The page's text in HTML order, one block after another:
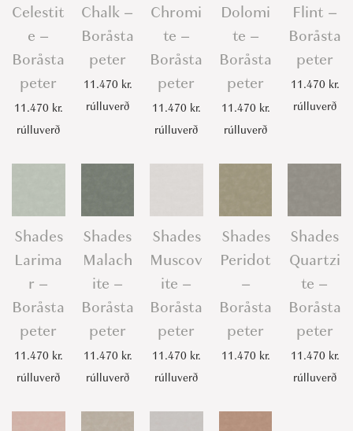
Celestit
e –
Boråsta
peter
11.470 kr.
rúlluverð
Chalk –
Boråsta
peter
11.470 kr.
rúlluverð
Chromi
te –
Boråsta
peter
11.470 kr.
rúlluverð
Dolomi
te –
Boråsta
peter
11.470 kr.
rúlluverð
Flint –
Boråsta
peter
11.470 kr.
rúlluverð
Shades
Larima
r –
Boråsta
peter
11.470 kr.
rúlluverð
Shades
Malach
ite –
Boråsta
peter
11.470 kr.
rúlluverð
Shades
Muscov
ite –
Boråsta
peter
11.470 kr.
rúlluverð
Shades
Peridot
–
Boråsta
peter
11.470 kr.
Shades
Quartzi
te –
Boråsta
peter
11.470 kr.
rúlluverð